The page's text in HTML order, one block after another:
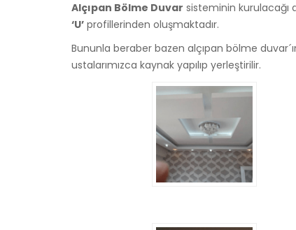
Alçıpan Bölme Duvar sisteminin kurulacağı
‘U’ profillerinden oluşmaktadır.
Bununla beraber bazen alçıpan bölme
ustalarımızca kaynak yapılıp yerleştirilir.